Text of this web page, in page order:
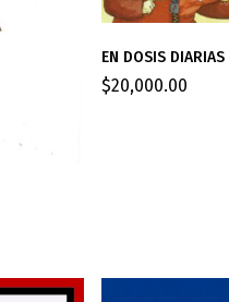
$20,000.00